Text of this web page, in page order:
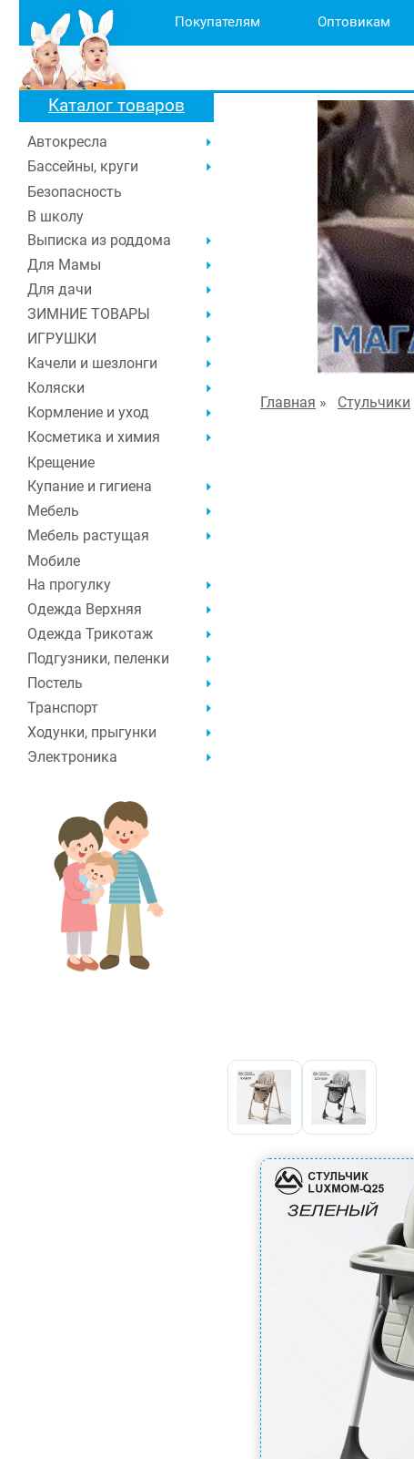
Покупателям Оптовикам
Главная » Стульчики
Каталог товаров
Автокресла
Бассейны, круги
Безопасность
В школу
Выписка из роддома
Для Мамы
Для дачи
ЗИМНИЕ ТОВАРЫ
ИГРУШКИ
Качели и шезлонги
Коляски
Кормление и уход
Косметика и химия
Крещение
Купание и гигиена
Мебель
Мебель растущая
Мобиле
На прогулку
Одежда Верхняя
Одежда Трикотаж
Подгузники, пеленки
Постель
Транспорт
Ходунки, прыгунки
Электроника